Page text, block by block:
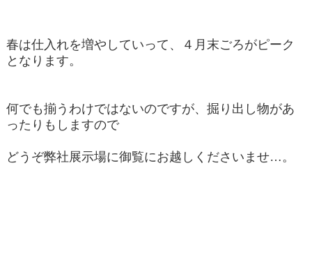
春は仕入れを増やしていって、４月末ごろがピーク
となります。
何でも揃うわけではないのですが、掘り出し物があ
ったりもしますので
どうぞ弊社展示場に御覧にお越しくださいませ…。